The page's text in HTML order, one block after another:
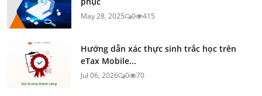
May 28, 2025 0 415
Hướng dẫn xác thực sinh trắc học trên
eTax Mobile...
Jul 06, 2026 0 70